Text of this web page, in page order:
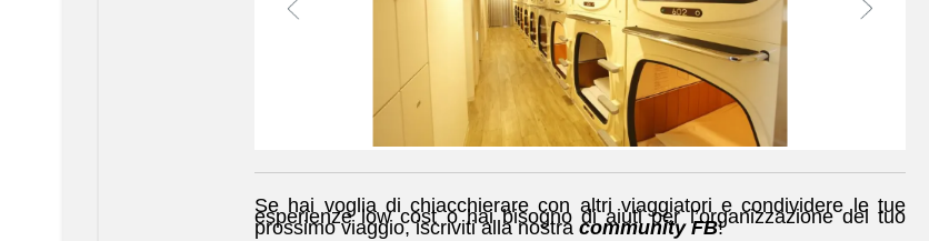
Se hai voglia di chiacchierare con altri viaggiatori e condividere le tue
esperienze low cost o hai bisogno di aiuti per l’organizzazione del tuo
prossimo viaggio, iscriviti alla nostra community FB!